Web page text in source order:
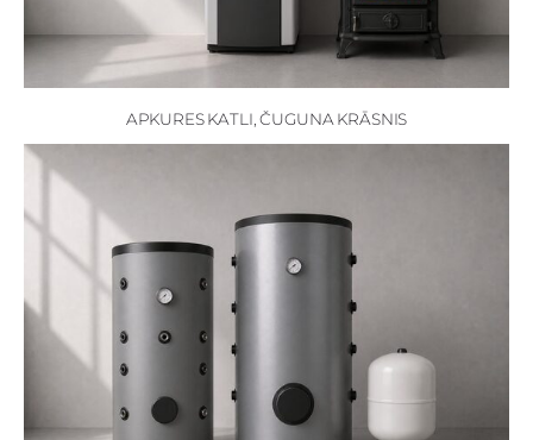
APKURES KATLI, ČUGUNA KRĀSNIS